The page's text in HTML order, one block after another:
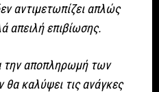
αντιμετωπίζει απλώς
απειλή επιβίωσης.
την αποπληρωμή των
καλύψει τις ανάγκες